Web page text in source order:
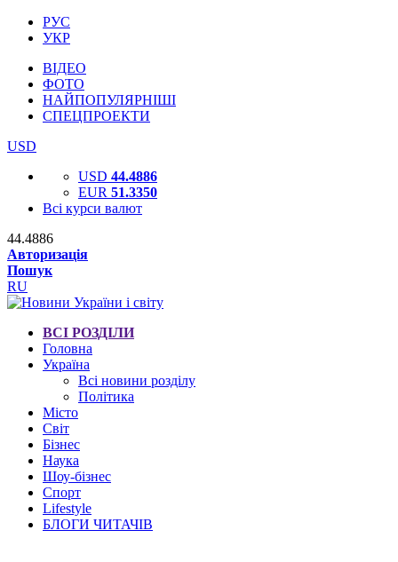
РУС
УКР
ВІДЕО
ФОТО
НАЙПОПУЛЯРНІШІ
СПЕЦПРОЕКТИ
USD
USD 44.4886
EUR 51.3350
Всі курси валют
44.4886
Авторизація
Пошук
RU
ВСІ РОЗДІЛИ
Головна
Україна
Всі новини розділу
Політика
Місто
Світ
Бізнес
Наука
Шоу-бізнес
Спорт
Lifestyle
БЛОГИ ЧИТАЧІВ